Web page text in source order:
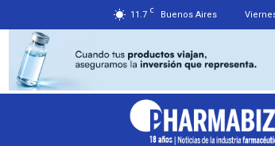
11.7 C Buenos Aires